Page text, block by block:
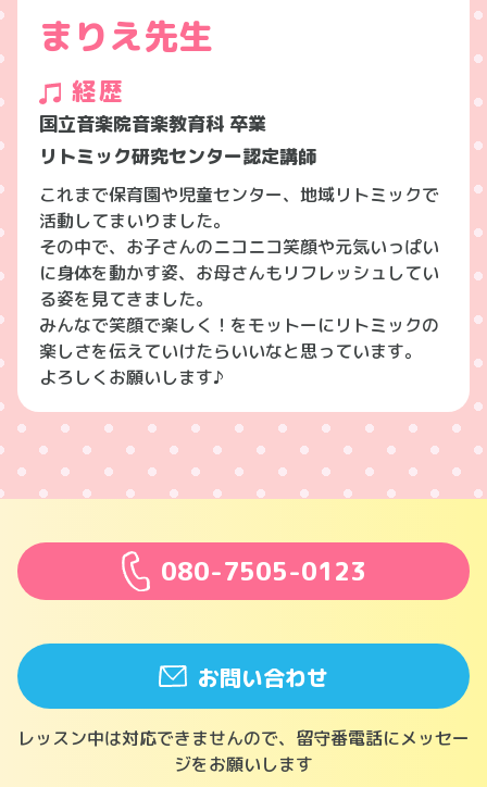
まりえ先生
経歴
国立音楽院音楽教育科 卒業
リトミック研究センター認定講師
これまで保育園や児童センター、地域リトミックで
活動してまいりました。
その中で、お子さんのニコニコ笑顔や元気いっぱい
に身体を動かす姿、お母さんもリフレッシュしてい
る姿を見てきました。
みんなで笑顔で楽しく！をモットーにリトミックの
楽しさを伝えていけたらいいなと思っています。
よろしくお願いします♪
080-7505-0123
お問い合わせ
レッスン中は対応できませんので、留守番電話にメッセー
ジをお願いします